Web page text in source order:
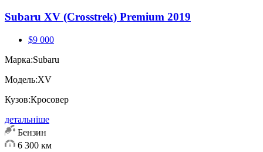
Subaru XV (Crosstrek) Premium 2019
$9 000
Марка:Subaru
Модель:XV
Кузов:Кросовер
детальніше
Бензин
6 300 км